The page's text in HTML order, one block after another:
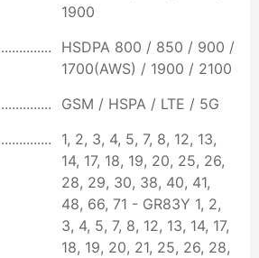
1900
HSDPA 800 / 850 / 900 /
1700(AWS) / 1900 / 2100
GSM / HSPA / LTE / 5G
1, 2, 3, 4, 5, 7, 8, 12, 13,
14, 17, 18, 19, 20, 25, 26,
28, 29, 30, 38, 40, 41,
48, 66, 71 - GR83Y 1, 2,
3, 4, 5, 7, 8, 12, 13, 14, 17,
18, 19, 20, 21, 25, 26, 28,